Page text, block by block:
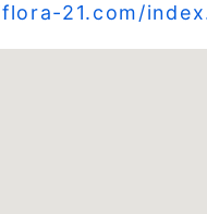
21.com/